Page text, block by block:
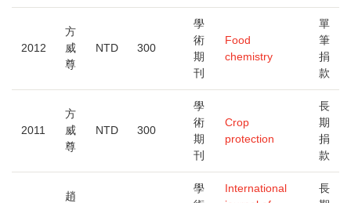
2012
方
威
尊
NTD 300
學
術
期
刊
Food
chemistry
單
筆
捐
款
2011
方
威
尊
NTD 300
學
術
期
刊
Crop
protection
長
期
捐
款
趙
學
International
長